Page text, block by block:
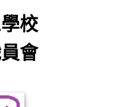
校
會